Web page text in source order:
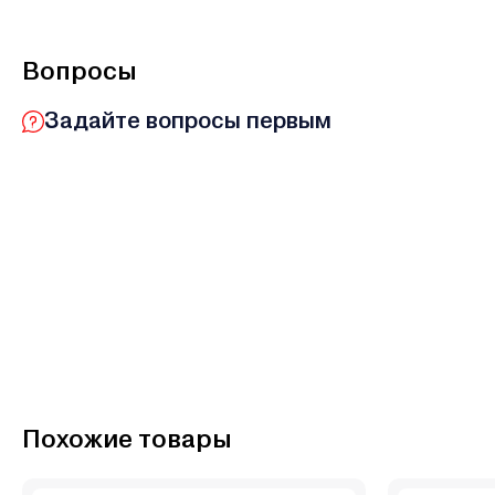
Вопросы
Задайте вопросы первым
Похожие товары